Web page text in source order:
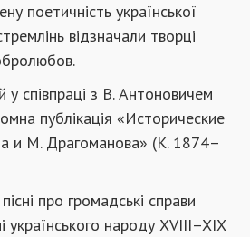
поетичність української
відзначали творці
співпраці з В. Антоновичем
публікація «Исторические
и М. Драгоманова» (К. 1874–
про громадські справи
українського народу ХVIII–XIX